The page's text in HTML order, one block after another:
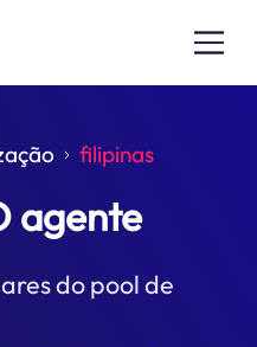
filipinas
agente
do pool de